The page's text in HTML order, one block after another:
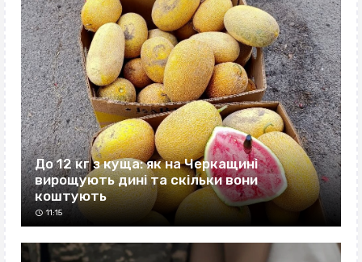
До 12 кг з куща: як на Черкащині
вирощують дині та скільки вони
коштують
11:15